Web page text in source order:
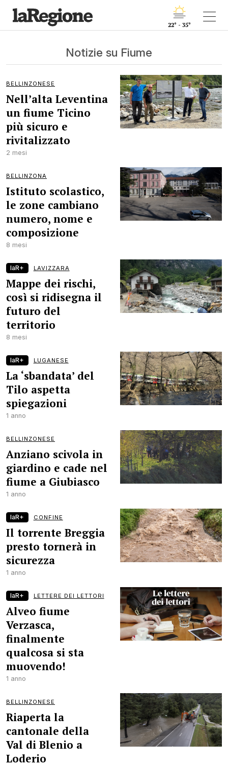
22° - 35°
Notizie su Fiume
BELLINZONESE
Nell’alta Leventina
un fiume Ticino
più sicuro e
rivitalizzato
2 mesi
BELLINZONA
Istituto scolastico,
le zone cambiano
numero, nome e
composizione
8 mesi
laR+ LAVIZZARA
Mappe dei rischi,
così si ridisegna il
futuro del
territorio
8 mesi
laR+ LUGANESE
La ‘sbandata’ del
Tilo aspetta
spiegazioni
1 anno
BELLINZONESE
Anziano scivola in
giardino e cade nel
fiume a Giubiasco
1 anno
laR+ CONFINE
Il torrente Breggia
presto tornerà in
sicurezza
1 anno
laR+ LETTERE DEI LETTORI
Alveo fiume
Verzasca,
finalmente
qualcosa si sta
muovendo!
1 anno
BELLINZONESE
Riaperta la
cantonale della
Val di Blenio a
Loderio